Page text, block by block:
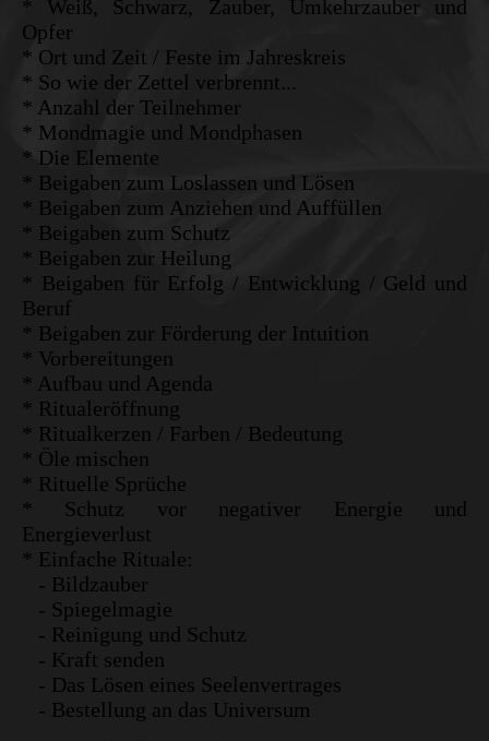
* Weiß, Schwarz, Zauber, Umkehrzauber und
Opfer
* Ort und Zeit / Feste im Jahreskreis
* So wie der Zettel verbrennt...
* Anzahl der Teilnehmer
* Mondmagie und Mondphasen
* Die Elemente
* Beigaben zum Loslassen und Lösen
* Beigaben zum Anziehen und Auffüllen
* Beigaben zum Schutz
* Beigaben zur Heilung
* Beigaben für Erfolg / Entwicklung / Geld und
Beruf
* Beigaben zur Förderung der Intuition
* Vorbereitungen
* Aufbau und Agenda
* Ritualeröffnung
* Ritualkerzen / Farben / Bedeutung
* Öle mischen
* Rituelle Sprüche
* Schutz vor negativer Energie und
Energieverlust
* Einfache Rituale:
- Bildzauber
- Spiegelmagie
- Reinigung und Schutz
- Kraft senden
- Das Lösen eines Seelenvertrages
- Bestellung an das Universum